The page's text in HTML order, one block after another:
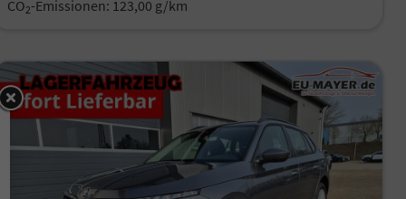
CO2-Emissionen: 123,00 g/km